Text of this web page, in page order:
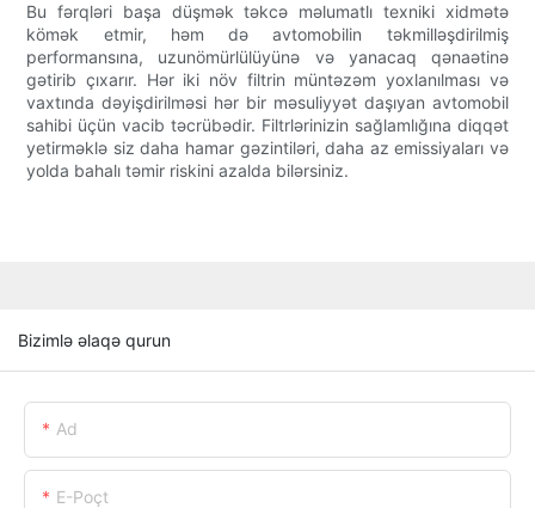
Bu fərqləri başa düşmək təkcə məlumatlı texniki xidmətə
kömək etmir, həm də avtomobilin təkmilləşdirilmiş
performansına, uzunömürlülüyünə və yanacaq qənaətinə
gətirib çıxarır. Hər iki növ filtrin müntəzəm yoxlanılması və
vaxtında dəyişdirilməsi hər bir məsuliyyət daşıyan avtomobil
sahibi üçün vacib təcrübədir. Filtrlərinizin sağlamlığına diqqət
yetirməklə siz daha hamar gəzintiləri, daha az emissiyaları və
yolda bahalı təmir riskini azalda bilərsiniz.
Bizimlə əlaqə qurun
Ad
E-Poçt